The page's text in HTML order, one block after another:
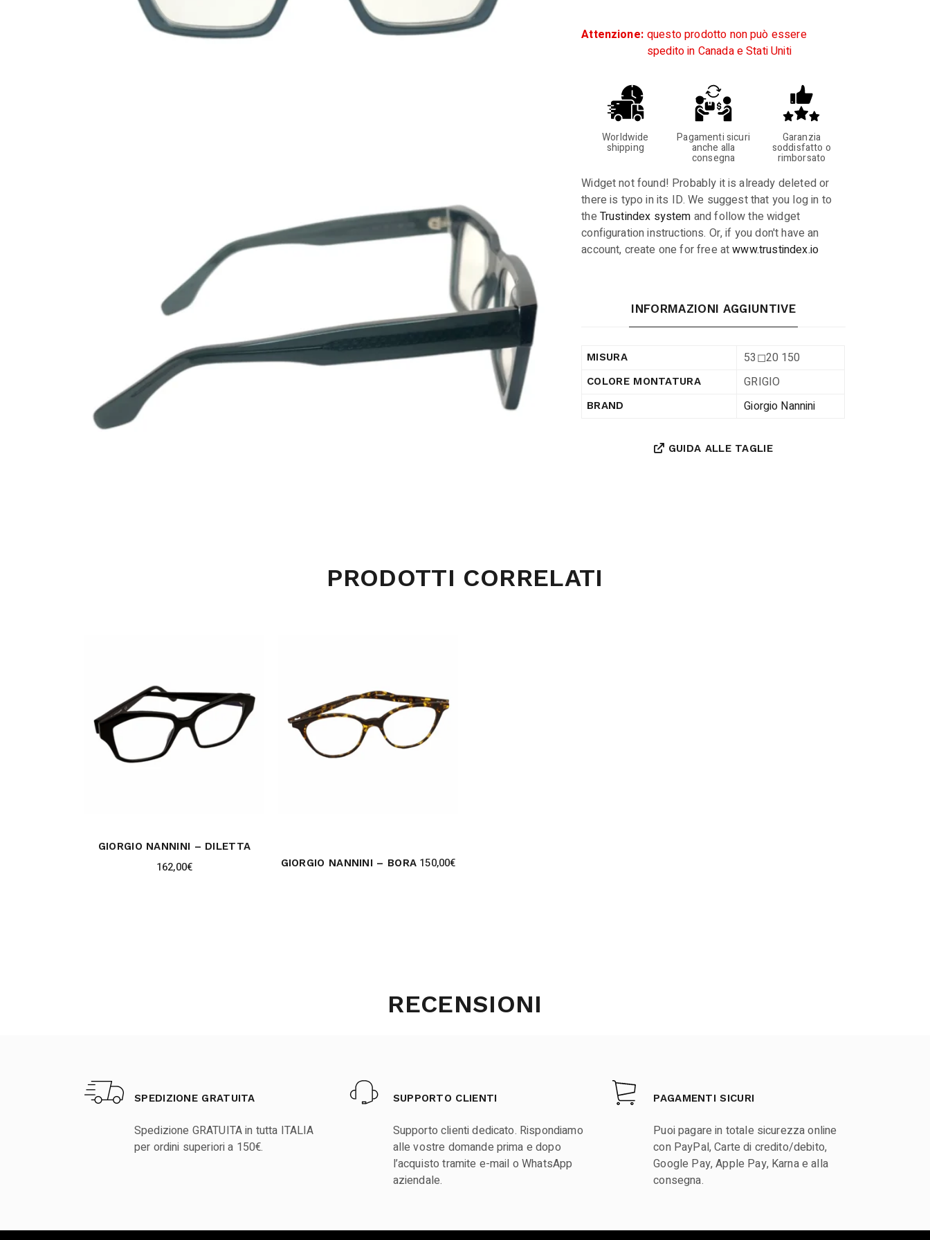
Attenzione: questo prodotto non può essere
spedito in Canada e Stati Uniti
Worldwide
shipping
Pagamenti sicuri
anche alla
consegna
Garanzia
soddisfatto o
rimborsato
Widget not found! Probably it is already deleted or
there is typo in its ID. We suggest that you log in to
the Trustindex system and follow the widget
configuration instructions. Or, if you don't have an
account, create one for free atwww.trustindex.io
INFORMAZIONI AGGIUNTIVE
MISURA 53◻︎20 150
COLORE MONTATURA GRIGIO
BRAND Giorgio Nannini
GUIDA ALLE TAGLIE
PRODOTTI CORRELATI
GIORGIO NANNINI – DILETTA
162,00€ GIORGIO NANNINI – BORA 150,00€
RECENSIONI
SPEDIZIONE GRATUITA
Spedizione GRATUITA in tutta ITALIA
per ordini superiori a 150€.
SUPPORTO CLIENTI
Supporto clienti dedicato. Rispondiamo
alle vostre domande prima e dopo
l’acquisto tramite e-mail o WhatsApp
aziendale.
PAGAMENTI SICURI
Puoi pagare in totale sicurezza online
con PayPal, Carte di credito/debito,
Google Pay, Apple Pay, Karna e alla
consegna.